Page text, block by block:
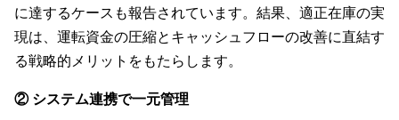
に達するケースも報告されています。結果、適正在庫の実
現は、運転資金の圧縮とキャッシュフローの改善に直結す
る戦略的メリットをもたらします。
② システム連携で一元管理